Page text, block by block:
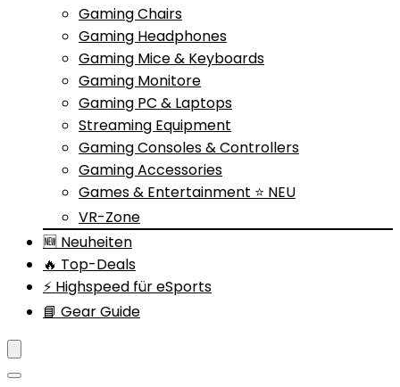
Gaming Chairs
Gaming Headphones
Gaming Mice & Keyboards
Gaming Monitore
Gaming PC & Laptops
Streaming Equipment
Gaming Consoles & Controllers
Gaming Accessories
Games & Entertainment ⭐ NEU
VR-Zone
🆕 Neuheiten
🔥 Top-Deals
⚡ Highspeed für eSports
📘 Gear Guide